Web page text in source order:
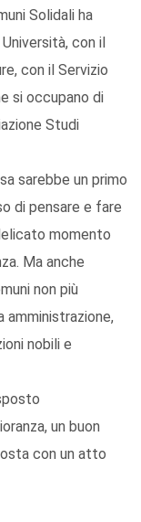
Solidali ha
con il
con il Servizio
si occupano di
Studi
sarebbe un primo
di pensare e fare
momento
Ma anche
non più
amministrazione,
nobili e
un buon
con un atto